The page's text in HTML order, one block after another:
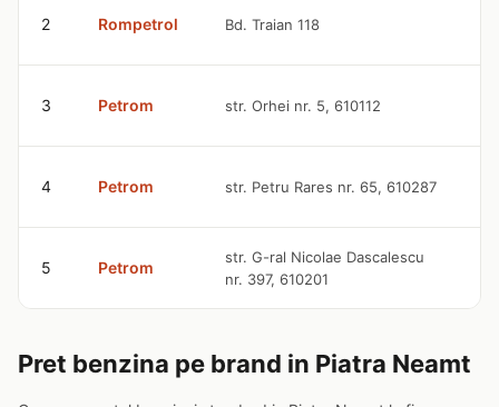
2 Rompetrol Bd. Traian 118
3 Petrom str. Orhei nr. 5, 610112
4 Petrom str. Petru Rares nr. 65, 610287
5 Petrom
str. G-ral Nicolae Dascalescu
nr. 397, 610201
Pret benzina pe brand in Piatra Neamt